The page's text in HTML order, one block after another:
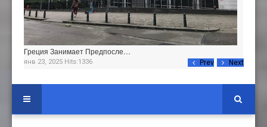
Prev Next
Греция Занимает Предпосле…
янв 23, 2025 Hits:1336